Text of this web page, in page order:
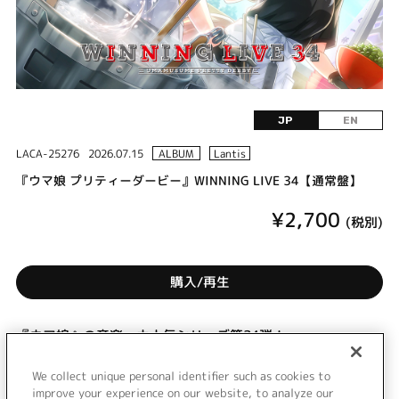
JP EN
LACA-25276 2026.07.15 ALBUM Lantis
『ウマ娘 プリティーダービー』WINNING LIVE 34【通常盤】
¥2,700 (税別)
購入/再生
『ウマ娘』の音楽、大人気シリーズ第34弾！
好評配信中のゲーム『ウマ娘 プリティーダービー』の楽曲を
収録したCDがリリース決定！ゲームに収録された新規楽曲、
ゲームサイズ楽曲などを収録予定！
We collect unique personal identifier such as cookies to
improve your experience on our website, to analyze our